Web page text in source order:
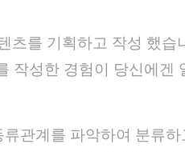
츠를 기획하고 작성 했
작성한 경험이 당신에
관계를 파악하여 분류